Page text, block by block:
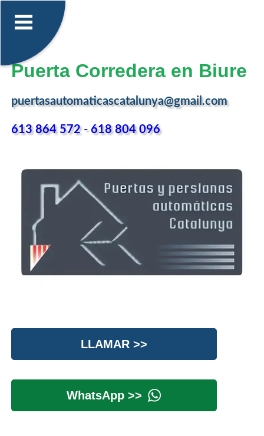
Puerta Corredera en Biure
puertasautomaticascatalunya@gmail.com
613 864 572-618 804 096
LLAMAR >>
WhatsApp >>